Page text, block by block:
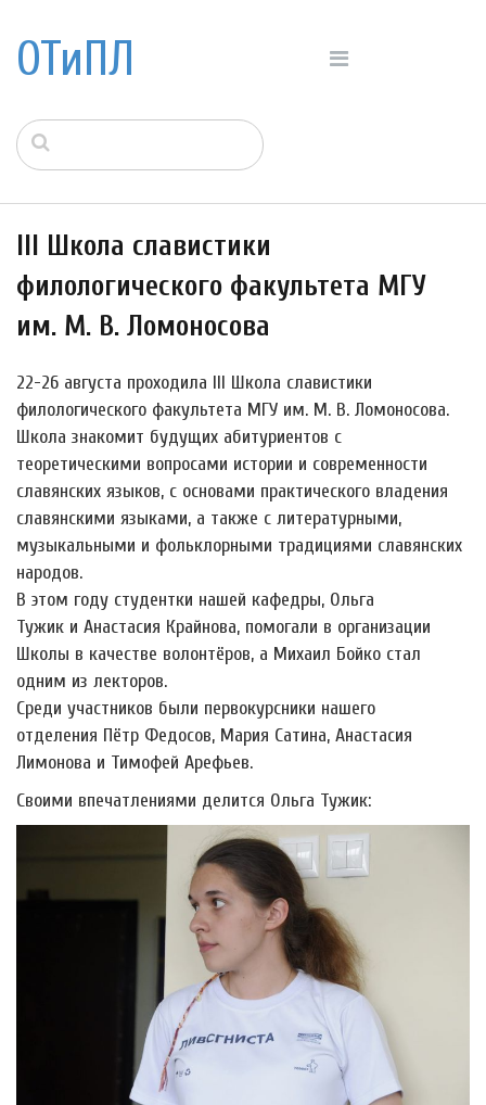
ОТиПЛ
III Школа славистики
филологического факультета МГУ
им. М. В. Ломоносова
22-26 августа проходила III Школа славистики
филологического факультета МГУ им. М. В. Ломоносова.
Школа знакомит будущих абитуриентов с
теоретическими вопросами истории и современности
славянских языков, с основами практического владения
славянскими языками, а также с литературными,
музыкальными и фольклорными традициями славянских
народов.
В этом году студентки нашей кафедры, Ольга
Тужик и Анастасия Крайнова, помогали в организации
Школы в качестве волонтёров, а Михаил Бойко стал
одним из лекторов.
Среди участников были первокурсники нашего
отделения Пётр Федосов, Мария Сатина, Анастасия
Лимонова и Тимофей Арефьев.
Своими впечатлениями делится Ольга Тужик: